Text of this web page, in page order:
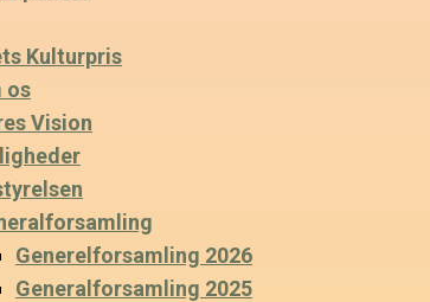
Kulturpris
os
Vision
Generelforsamling 2026
Generalforsamling 2025